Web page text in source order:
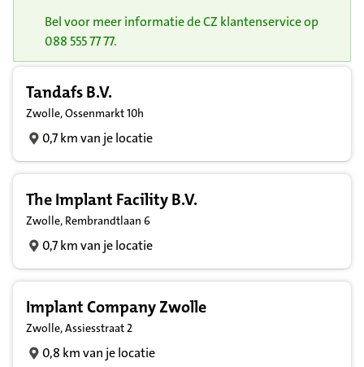
Bel voor meer informatie de CZ klantenservice op
088 555 77 77.
Tandafs B.V.
Zwolle, Ossenmarkt 10h
0,7 km van je locatie
The Implant Facility B.V.
Zwolle, Rembrandtlaan 6
0,7 km van je locatie
Implant Company Zwolle
Zwolle, Assiesstraat 2
0,8 km van je locatie